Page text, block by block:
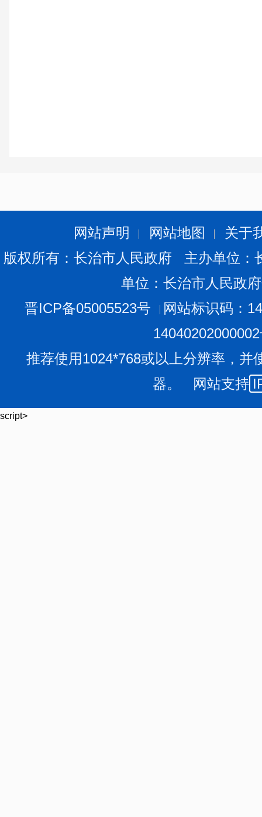
网站声明 网站地图
关于
版权所有：长治市人民政府 主办单位
单位：长治市人民政
晋ICP备05005523号
网站标识码：
推荐使用1024*768或以上分辨率，并
器。 网站支持
script>